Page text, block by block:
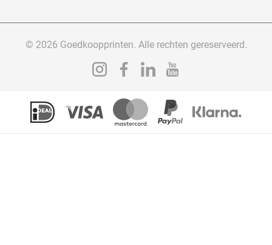
© 2026 Goedkoopprinten. Alle rechten gereserveerd.